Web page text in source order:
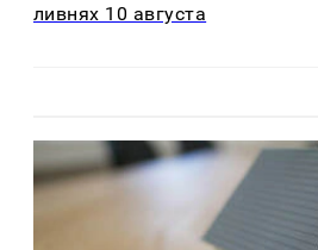
ливнях 10 августа